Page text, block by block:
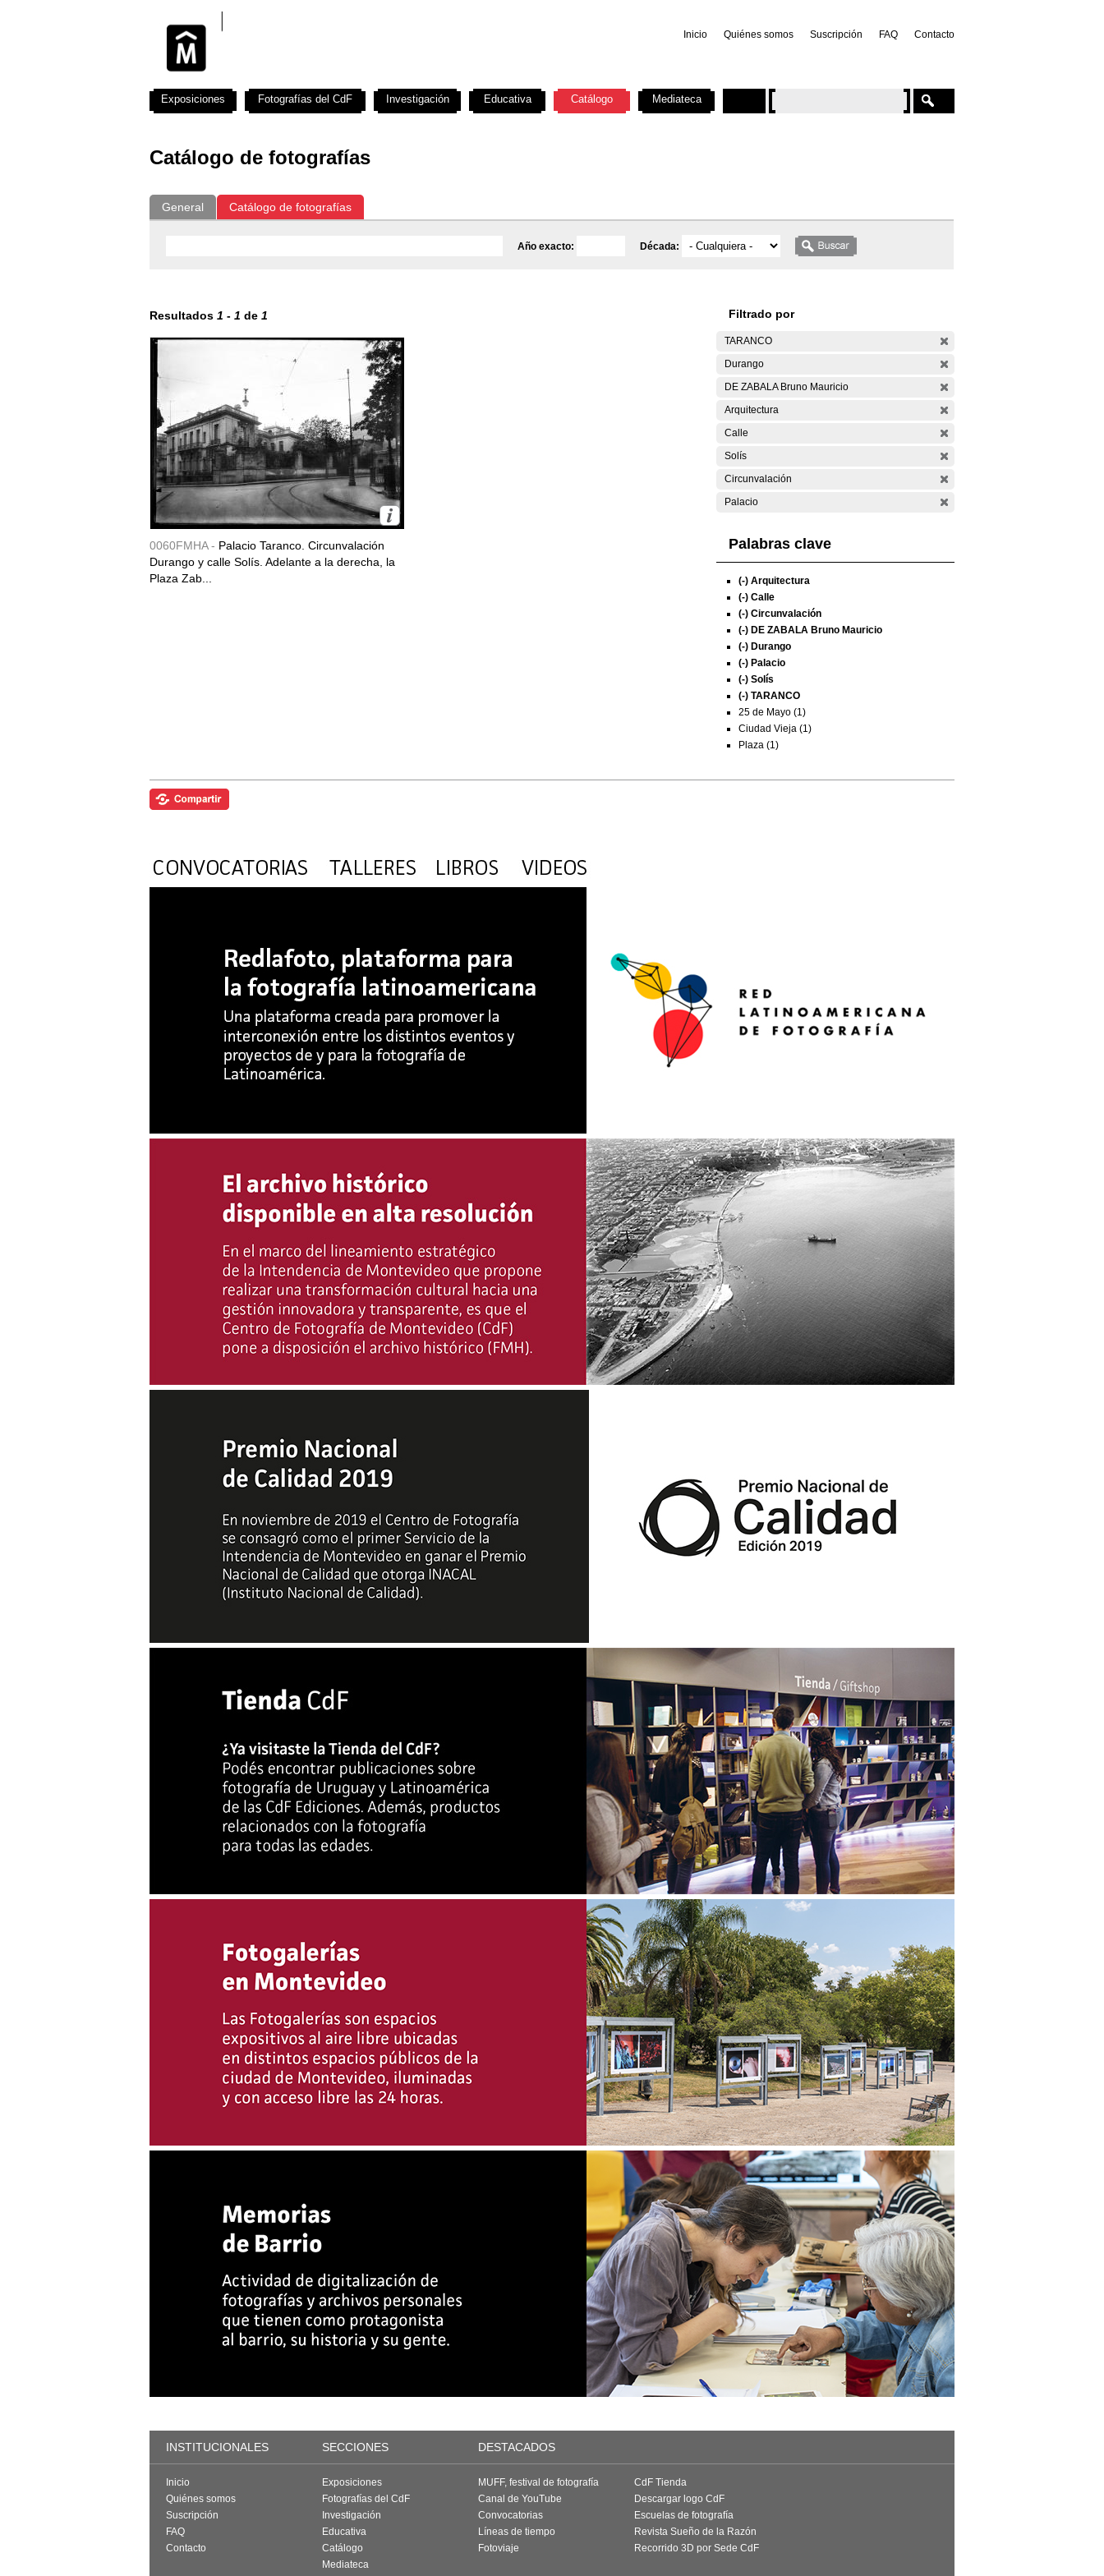
Inicio Quiénes somos Suscripción FAQ Contacto
Catálogo de fotografías
General Catálogo de fotografías
Año exacto: Década:
Resultados 1 - 1 de 1
0060FMHA - Palacio Taranco. Circunvalación
Durango y calle Solís. Adelante a la derecha, la
Plaza Zab...
Filtrado por
TARANCO
Durango
DE ZABALA Bruno Mauricio
Arquitectura
Calle
Solís
Circunvalación
Palacio
Palabras clave
(-) Arquitectura
(-) Calle
(-) Circunvalación
(-) DE ZABALA Bruno Mauricio
(-) Durango
(-) Palacio
(-) Solís
(-) TARANCO
25 de Mayo (1)
Ciudad Vieja (1)
Plaza (1)
Exposiciones Fotografías del CdF Investigación Educativa Catálogo Mediateca
INSTITUCIONALES SECCIONES DESTACADOS
Inicio
Quiénes somos
Suscripción
FAQ
Contacto
Exposiciones
Fotografías del CdF
Investigación
Educativa
Catálogo
Mediateca
MUFF, festival de fotografía
Canal de YouTube
Convocatorias
Líneas de tiempo
Fotoviaje
CdF Tienda
Descargar logo CdF
Escuelas de fotografía
Revista Sueño de la Razón
Recorrido 3D por Sede CdF